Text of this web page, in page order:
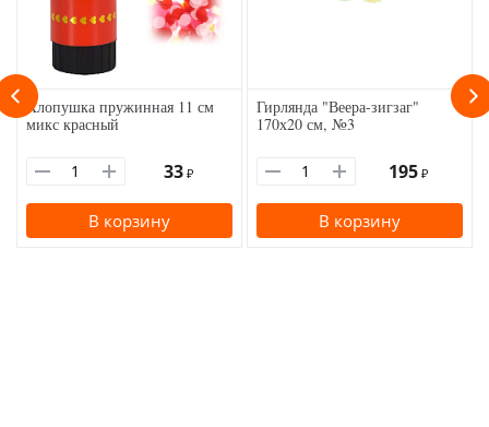
Хлопушка пружинная 11 см
микс красный
33 ₽
В корзину
Гирлянда "Веера-зигзаг"
170х20 см, №3
195 ₽
В корзину